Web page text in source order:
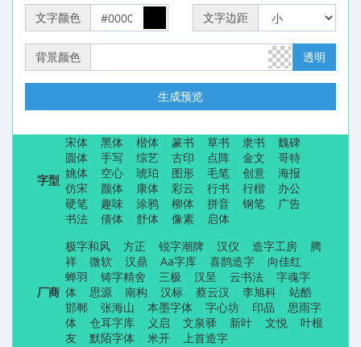
文字颜色 文字边距
背景颜色 透明
生成预览
字型
宋体 黑体 楷体 篆书 草书 隶书
魏碑
圆体
手写 综艺 古印 点阵 金文
哥特
姚体
空心 琥珀 图形 毛笔 创意
海报
仿宋
颜体 康体 彩云 行书 行楷
办公
硬笔
趣味 涂鸦 柳体 拼音 钢笔
广告
书法
倩体 舒体 像素 启体
厂商
极字和风 方正 锐字潮牌 汉仪 造字工房
腾
祥
微软 汉鼎 Aa字库 喜鹊造字
向佳红
蝉羽
铸字精舍 三极 汉呈 云书法
字魂字
体
思源 南构 汉标 蔡云汉 李旭科
站酷
邯郸
张海山 本墨字体 字心坊 印品
思雨字
体
仓耳字库 义启 文泉驿 新叶 文悦
叶根
友
默陌字体 米开 上首造字